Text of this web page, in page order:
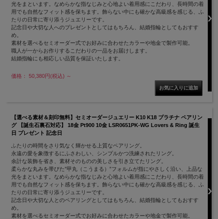
光をまといます。なめらかな指なじみと心地よい着用感にこだわり、長時間の着
用でも自然なフィット感を保ちます。飾らない中にも確かな高級感を感じる、ふ
たりの日常に寄り添うジュエリーです。
記念日や大切な人へのプレゼントとしてはもちろん、結婚指輪としてもおすす
め。
素材を選べるセミオーダー式でお好みに合わせたカラーや地金で製作可能。
職人が一からお作りするこだわりの一品をお届けします。
結婚指輪にも相応しい品質を保証いたします。
価格： 50,380円(税込) ～
【選べる素材＆刻印無料】セミオーダージュエリー K10 K18 プラチナ ペアリン
グ 【誕生石裏石対応】 18金 Pt900 10金 LSR0651PK-WG Lovers & Ring 誕生
日 プレゼント 記念日
ふたりの時間をさり気なく輝かせる上質なペアリング。
永遠の愛を象徴するにふさわしい、シンプルかつ洗練されたリング。
余計な装飾を省き、素材そのものの美しさを引き立てたリング。
柔らかな丸みを帯びた”甲丸（こうまる）”フォルムが指にやさしく沿い、上品な
光をまといます。なめらかな指なじみと心地よい着用感にこだわり、長時間の着
用でも自然なフィット感を保ちます。飾らない中にも確かな高級感を感じる、ふ
たりの日常に寄り添うジュエリーです。
記念日や大切な人とのペアリングとしてはもちろん、結婚指輪としてもおすす
め。
素材を選べるセミオーダー式でお好みに合わせたカラーや地金で製作可能。